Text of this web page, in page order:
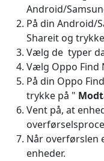
Android/
På din Android/
Shareit og
Vælg de typer
Vælg Oppo Find
På din Oppo
trykke på "
Vent på, at
Når overførslen
enheder.